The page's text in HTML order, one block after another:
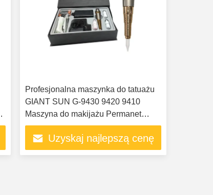
Profesjonalna maszynka do tatuażu
GIANT SUN G-9430 9420 9410
Maszyna do makijażu Permanet
Najlepsza marka Niski poziom
hałasu Łatwa kontrola
Uzyskaj najlepszą cenę